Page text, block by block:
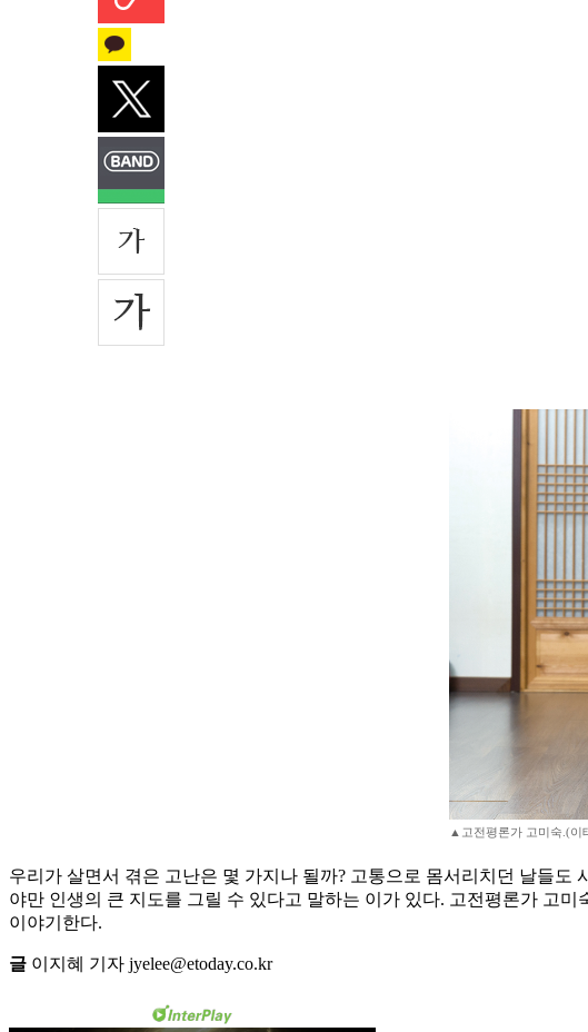
▲고전평론가 고미숙.(이
우리가 살면서 겪은 고난은 몇 가지나 될까? 고통으로 몸서리치던 날들
야만 인생의 큰 지도를 그릴 수 있다고 말하는 이가 있다. 고전평론가 고
이야기한다.
글 이지혜 기자 jyelee@etoday.co.kr